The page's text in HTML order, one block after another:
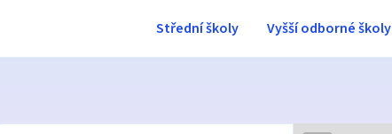
Střední školy Vyšší odborné školy